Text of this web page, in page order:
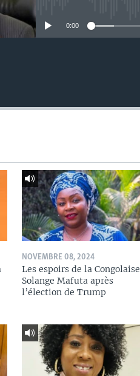
0:00
NOVEMBRE 08, 2024
Les espoirs de la Congolaise
Solange Mafuta après
l’élection de Trump